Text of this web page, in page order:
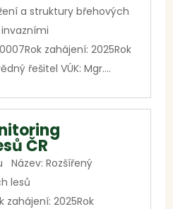
a struktury břehových
zahájení: 2025Rok
řešitel VÚK: Mgr....
ČR
Název: Rozšířený
lesů
zahájení: 2025Rok